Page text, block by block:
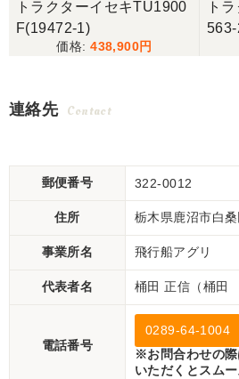
トラクターイセキTU1900
F(19472-1)
438,900
ト
連絡先 Contact
郵便番号 322-0012
住所 栃木県鹿沼市白
事業所名 飛行船アグリ
代表者名 桶田 正信（桶田
電話番号
0289-64-1004
※お問合わせの際
いただくとスムー